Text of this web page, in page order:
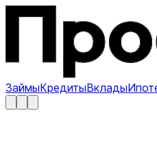
ЗаймыКредитыВклады